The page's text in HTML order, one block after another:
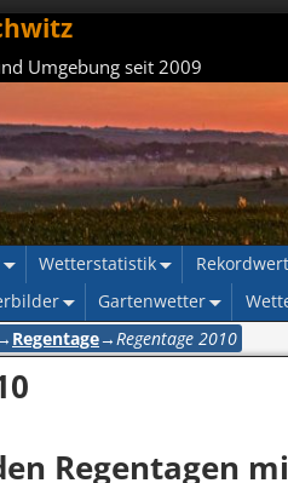
Umgebung seit 2009
Wetterstatistik
Gartenwetter
Regentage→ Regentage 2010
Regentagen